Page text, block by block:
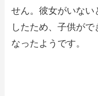
せん。彼女がいな
したため、子供が
なったようです。